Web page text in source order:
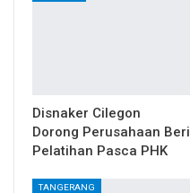
Disnaker Cilegon
Dorong Perusahaan Beri
Pelatihan Pasca PHK
TANGERANG